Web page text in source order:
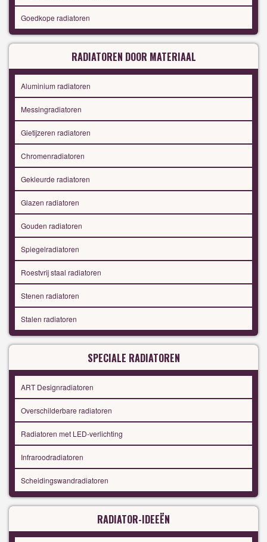
Goedkope radiatoren
RADIATOREN DOOR MATERIAAL
Aluminium radiatoren
Messingradiatoren
Gietijzeren radiatoren
Chromenradiatoren
Gekleurde radiatoren
Glazen radiatoren
Gouden radiatoren
Spiegelradiatoren
Roestvrij staal radiatoren
Stenen radiatoren
Stalen radiatoren
SPECIALE RADIATOREN
ART Designradiatoren
Overschilderbare radiatoren
Radiatoren met LED-verlichting
Infraroodradiatoren
Scheidingswandradiatoren
RADIATOR-IDEEËN